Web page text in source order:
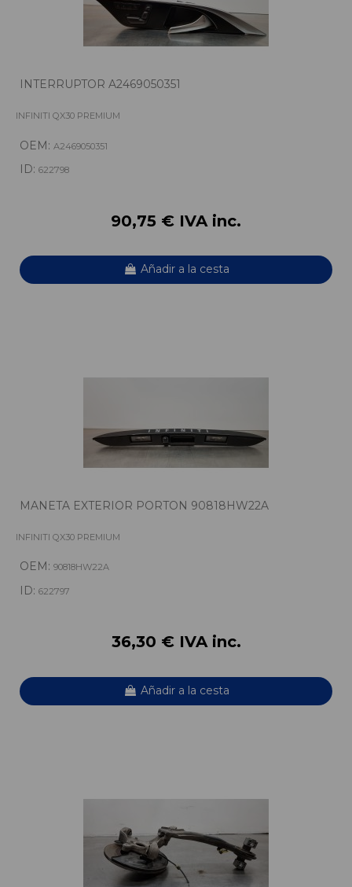
INTERRUPTOR A2469050351
INFINITI QX30 PREMIUM
OEM: A2469050351
ID: 622798
90,75 € IVA inc.
Añadir a la cesta
MANETA EXTERIOR PORTON 90818HW22A
INFINITI QX30 PREMIUM
OEM: 90818HW22A
ID: 622797
36,30 € IVA inc.
Añadir a la cesta